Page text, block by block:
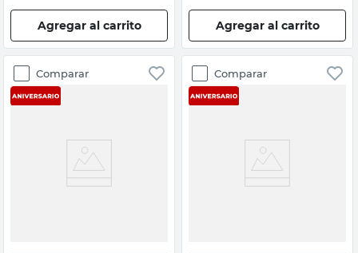
Agregar al carrito Agregar al carrito
Comparar Comparar